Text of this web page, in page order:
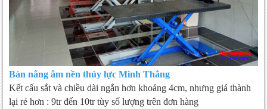
Bàn nâng âm nền thủy lực Minh Thắng
Kết cấu sắt và chiều dài ngắn hơn khoảng 4cm, nhưng giá thành
lại rẻ hơn : 9tr đến 10tr tùy số lượng trên đơn hàng